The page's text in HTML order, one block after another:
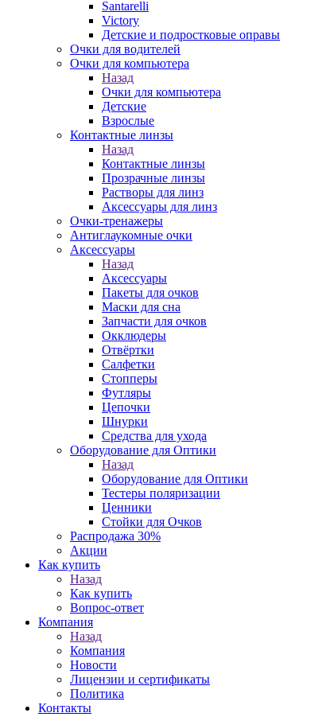
Santarelli
Victory
Детские и подростковые оправы
Очки для водителей
Очки для компьютера
Назад
Очки для компьютера
Детские
Взрослые
Контактные линзы
Назад
Контактные линзы
Прозрачные линзы
Растворы для линз
Аксессуары для линз
Очки-тренажеры
Антиглаукомные очки
Аксессуары
Назад
Аксессуары
Пакеты для очков
Маски для сна
Запчасти для очков
Окклюдеры
Отвёртки
Салфетки
Стопперы
Футляры
Цепочки
Шнурки
Средства для ухода
Оборудование для Оптики
Назад
Оборудование для Оптики
Тестеры поляризации
Ценники
Стойки для Очков
Распродажа 30%
Акции
Как купить
Назад
Как купить
Вопрос-ответ
Компания
Назад
Компания
Новости
Лицензии и сертификаты
Политика
Контакты